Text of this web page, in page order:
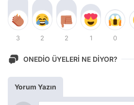
3 2 2 1 0
ONEDİO ÜYELERİ NE DİYOR?
Yorum Yazın